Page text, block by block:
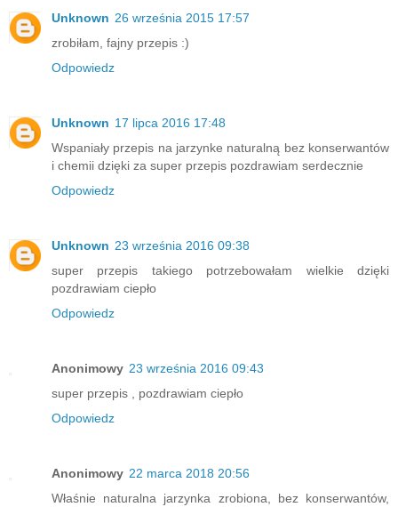
Unknown 26 września 2015 17:57
zrobiłam, fajny przepis :)
Odpowiedz
Unknown 17 lipca 2016 17:48
Wspaniały przepis na jarzynke naturalną bez konserwantów
i chemii dzięki za super przepis pozdrawiam serdecznie
Odpowiedz
Unknown 23 września 2016 09:38
super przepis takiego potrzebowałam wielkie dzięki
pozdrawiam ciepło
Odpowiedz
Anonimowy 23 września 2016 09:43
super przepis , pozdrawiam ciepło
Odpowiedz
Anonimowy 22 marca 2018 20:56
Właśnie naturalna jarzynka zrobiona, bez konserwantów,